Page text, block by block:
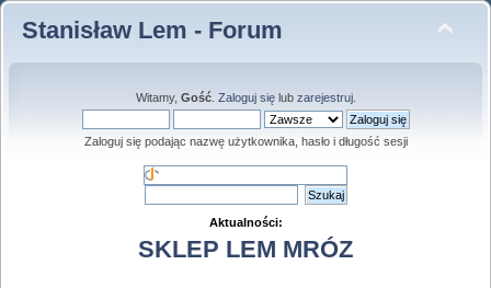
Stanisław Lem - Forum
Witamy, Gość. Zaloguj sięlub zarejestruj.
Zaloguj się podając nazwę użytkownika, hasło i długość sesji
Aktualności:
SKLEP LEM MRÓZ